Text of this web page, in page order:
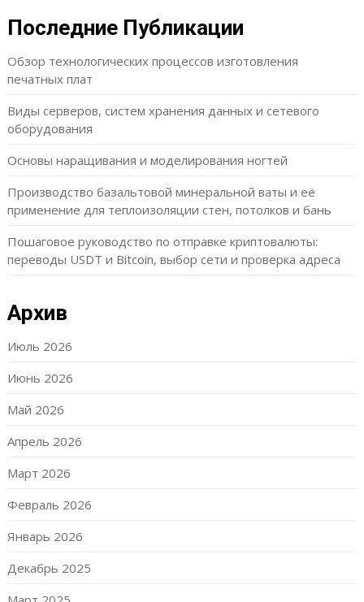
Последние Публикации
Обзор технологических процессов изготовления
печатных плат
Виды серверов, систем хранения данных и сетевого
оборудования
Основы наращивания и моделирования ногтей
Производство базальтовой минеральной ваты и её
применение для теплоизоляции стен, потолков и бань
Пошаговое руководство по отправке криптовалюты:
переводы USDT и Bitcoin, выбор сети и проверка адреса
Архив
Июль 2026
Июнь 2026
Май 2026
Апрель 2026
Март 2026
Февраль 2026
Январь 2026
Декабрь 2025